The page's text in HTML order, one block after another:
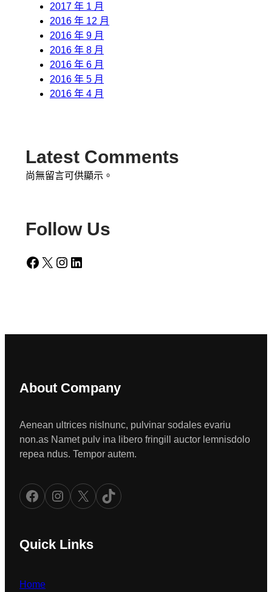
2017 年 1 月
2016 年 12 月
2016 年 9 月
2016 年 8 月
2016 年 6 月
2016 年 5 月
2016 年 4 月
Latest Comments
尚無留言可供顯示。
Follow Us
Facebook X Instagram LinkedIn
About Company
Aenean ultrices nislnunc, pulvinar sodales evariu
non.as Namet pulv ina libero fringill auctor lemnisdolo
repea ndus. Tempor autem.
Facebook Instagram X TikTok
Quick Links
Home